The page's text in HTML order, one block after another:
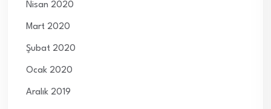
Nisan 2020
Mart 2020
Şubat 2020
Ocak 2020
Aralık 2019